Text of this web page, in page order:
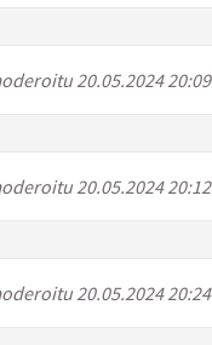
20.05.2024 20:09
20.05.2024 20:12
20.05.2024 20:24